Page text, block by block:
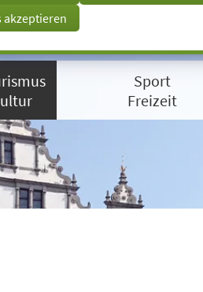
akzeptieren
Sport
Freizeit